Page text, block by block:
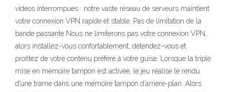
vidéos interrompues : notre vaste réseau de serveurs maintient
votre connexion VPN rapide et stable. Pas de limitation de la
bande passante Nous ne limiterons pas votre connexion VPN,
alors installez-vous confortablement, détendez-vous et
profitez de votre contenu préféré à votre guise. Lorsque la triple
mise en mémoire tampon est activée, le jeu réalise le rendu
d’une trame dans une mémoire tampon d’arrière-plan. Alors